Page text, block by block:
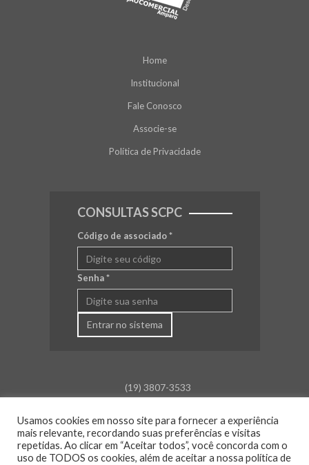
Home
Institucional
Fale Conosco
Associe-se
Política de Privacidade
CONSULTAS SCPC
Código de associado*
Senha*
Entrar no sistema
(19) 3807-3533
Rua Barão de Campinas, 675
Centro - Amparo - SP
Usamos cookies em nosso site para fornecer a experiência
mais relevante, recordando suas preferências e visitas
repetidas. Ao clicar em “Aceitar todos”, você concorda com o
uso de TODOS os cookies, além de aceitar a nossa política de